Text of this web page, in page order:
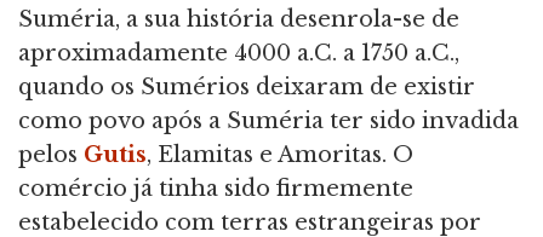
Suméria, a sua história desenrola-se de
aproximadamente 4000 a.C. a 1750 a.C.,
quando os Sumérios deixaram de existir
como povo após a Suméria ter sido invadida
pelos Gutis, Elamitas e Amoritas. O
comércio já tinha sido firmemente
estabelecido com terras estrangeiras por